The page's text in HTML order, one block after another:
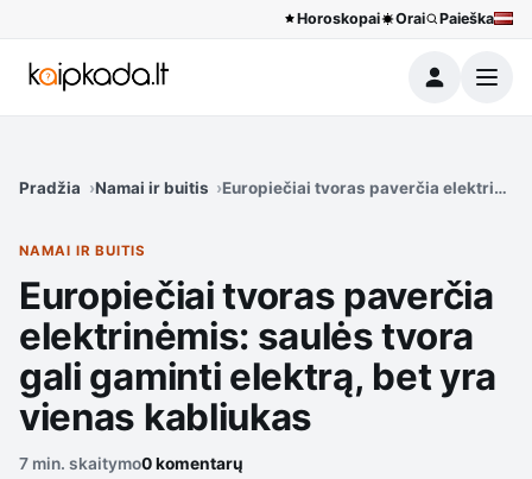
Horoskopai Orai Paieška
Meniu
Pradžia Namai ir buitis Europiečiai tvoras paverčia
NAMAI IR BUITIS
Europiečiai tvoras paverčia
elektrinėmis: saulės tvora
gali gaminti elektrą, bet yra
vienas kabliukas
7 min. skaitymo0 komentarų